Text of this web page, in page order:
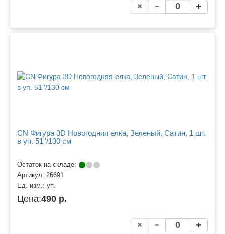
CN Фигура 3D Новогодняя елка, Зеленый, Сатин, 1 шт.
в уп. 51''/130 см
Остаток на складе:
Артикул: 26691
Ед. изм.: уп.
Цена:490 р.